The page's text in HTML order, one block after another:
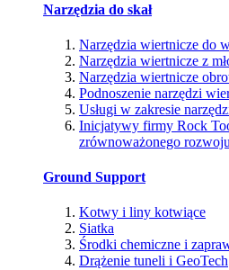
Narzędzia do skał
Narzędzia wiertnicze do
Narzędzia wiertnicze z
Narzędzia wiertnicze
Podnoszenie narzędzi
Usługi w zakresie
Inicjatywy firmy Rock
zrównoważonego rozwoju
Ground Support
Kotwy i liny kotwiące
Siatka
Środki chemiczne i
Drążenie tuneli i GeoTech